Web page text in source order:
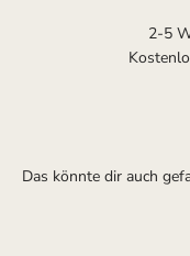
2-5